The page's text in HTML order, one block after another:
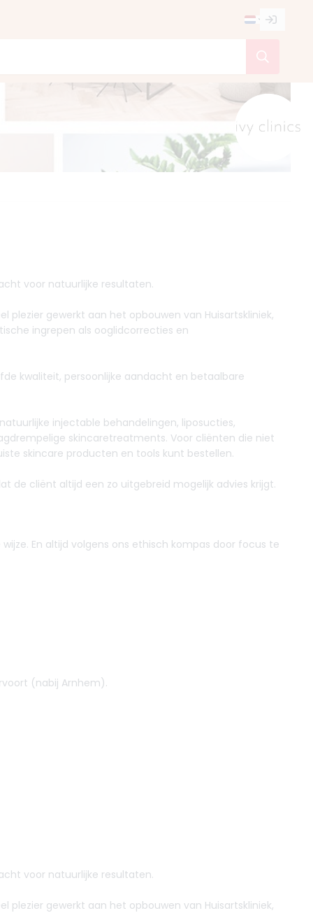
voor natuurlijke resultaten.
plezier gewerkt aan het opbouwen van Huisartskliniek,
ingrepen als ooglidcorrecties en
kwaliteit, persoonlijke aandacht en betaalbare
injectable behandelingen, liposucties,
skincaretreatments. Voor cliënten die niet
skincare producten en tools kunt bestellen.
de cliënt altijd een zo uitgebreid mogelijk advies krijgt.
En altijd volgens ons ethisch kompas door focus te
(nabij Arnhem).
voor natuurlijke resultaten.
plezier gewerkt aan het opbouwen van Huisartskliniek,